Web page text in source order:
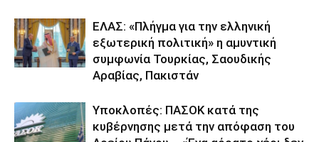
ΕΛΑΣ: «Πλήγμα για την ελληνική
εξωτερική πολιτική» η αμυντική
συμφωνία Τουρκίας, Σαουδικής
Αραβίας, Πακιστάν
Υποκλοπές: ΠΑΣΟΚ κατά της
κυβέρνησης μετά την απόφαση του